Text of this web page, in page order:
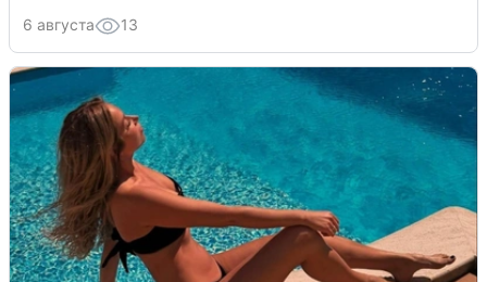
6 августа 13